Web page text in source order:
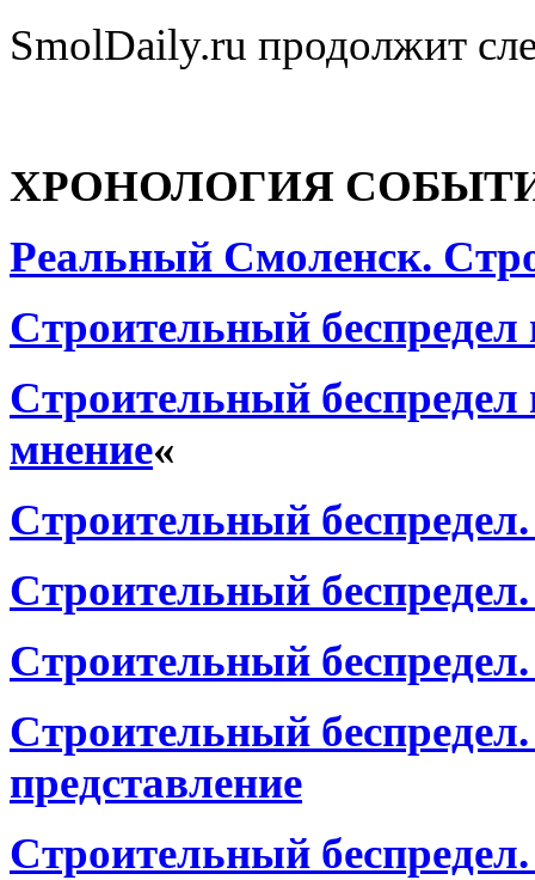
SmolDaily.ru продолжит
ХРОНОЛОГИЯ
Реальный Смоленск.
Строительный
Строительный
мнение«
Строительный
Строительный
Строительный
Строительный
представление
Строительный